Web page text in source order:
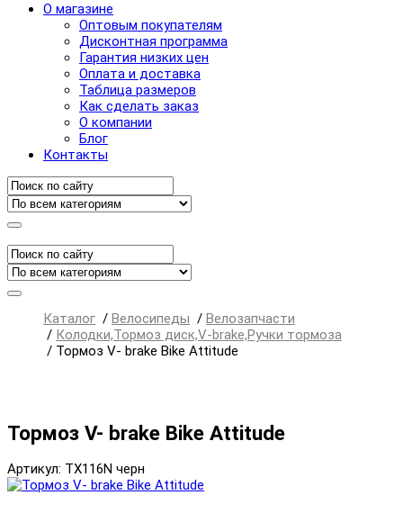
О магазине
Оптовым покупателям
Дисконтная программа
Гарантия низких цен
Оплата и доставка
Таблица размеров
Как сделать заказ
О компании
Блог
Контакты
Каталог / Велосипеды / Велозапчасти
/ Колодки,Тормоз диск,V-brake,Ручки тормоза
/ Тормоз V- brake Bike Attitude
Тормоз V- brake Bike Attitude
Артикул: TX116N черн